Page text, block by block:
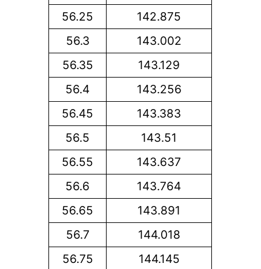
56.25
142.875
56.3
143.002
56.35
143.129
56.4
143.256
56.45
143.383
56.5
143.51
56.55
143.637
56.6
143.764
56.65
143.891
56.7
144.018
56.75
144.145